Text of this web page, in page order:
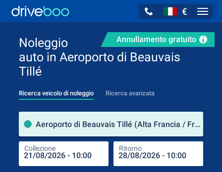
€
Annullamento gratuito
Noleggio
auto in Aeroporto di Beauvais
Tillé
Ricerca veicolo di noleggio Ricerca avanzata
Aeroporto di Beauvais Tillé (Alta Francia / Francia)
Collezione Ritorno